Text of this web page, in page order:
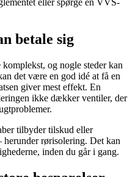
eller spørge en VVS-
betale sig
og nogle steder kan
det være en god idé at få en
giver mest effekt. En
ikke dækker ventiler, der
tilbyder tilskud eller
rørisolering. Det kan
inden du går i gang.